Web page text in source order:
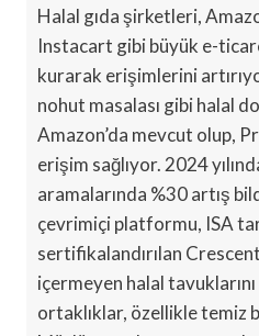
Halal gıda şirketleri,
Instacart gibi büyük e-
kurarak erişimlerini
nohut masalası gibi halal
Amazon’da mevcut olup,
erişim sağlıyor. 2024
aramalarında %30 artış
çevrimiçi platformu, ISA
sertifikalandırılan
içermeyen halal
ortaklıklar, özellikle temiz